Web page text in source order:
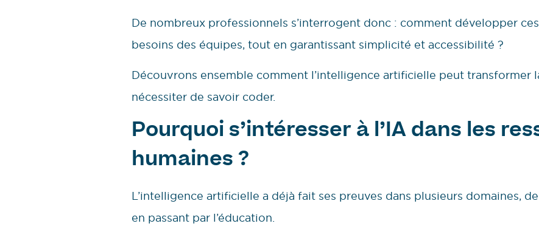
De nombreux professionnels s’interrogent donc : comment développer
besoins des équipes, tout en garantissant simplicité et accessibilité ?
Découvrons ensemble comment l’intelligence artificielle peut transformer
nécessiter de savoir coder.
Pourquoi s’intéresser à l’IA dans les
humaines ?
L’intelligence artificielle a déjà fait ses preuves dans plusieurs domaines,
en passant par l’éducation.